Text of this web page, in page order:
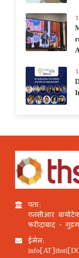
पता:
एनसीआर
फरीदाबाद -
ईमेल: